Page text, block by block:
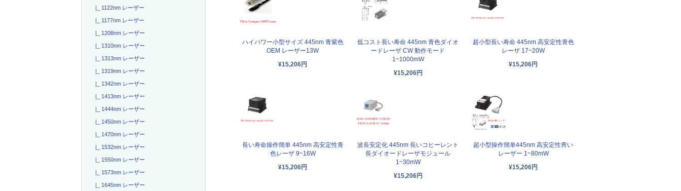
|_ 1122nm レーザー
|_ 1177nm レーザー
|_ 1208nm レーザー
|_ 1310nm レーザー
|_ 1313nm レーザー
|_ 1319nm レーザー
|_ 1342nm レーザー
|_ 1413nm レーザー
|_ 1444nm レーザー
|_ 1450nm レーザー
|_ 1470nm レーザー
|_ 1532nm レーザー
|_ 1550nm レーザー
|_ 1573nm レーザー
|_ 1645nm レーザー
ハイパワー小型サイズ 445nm 青紫色
OEM レーザー13W
¥15,206円
低コスト長い寿命 445nm 青色ダイオ
ードレーザ CW 動作モード
1~1000mW
¥15,206円
超小型長い寿命 445nm 高安定性青色
レーザ 17~20W
¥15,206円
長い寿命操作簡単 445nm 高安定性青
色レーザ 9~16W
¥15,206円
波長安定化 445nm 長いコヒーレント
長ダイオードレーザモジュール
1~30mW
¥15,206円
超小型操作簡単445nm 高安定性靑い
レーザー 1~80mW
¥15,206円